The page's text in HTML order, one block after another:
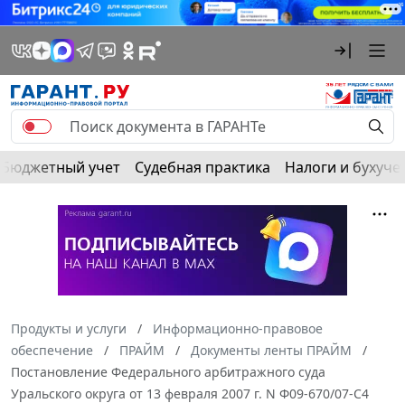
Бюджетный учет Судебная практика Налоги и
Продукты и услуги
Информационно-правовое
обеспечение
ПРАЙМ
Документы ленты ПРАЙМ
Постановление Федерального арбитражного суда
Уральского округа от 13 февраля 2007 г. N Ф09-670/07-С4